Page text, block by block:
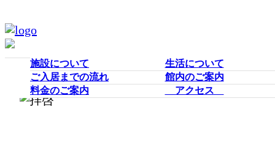
施設について
生活について
ご入居までの流れ
館内のご案内
料金のご案内
アクセス